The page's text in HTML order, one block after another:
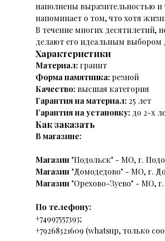
наполнены выразительностью и
напоминает о том, что хотя
В течение многих десятилетий,
делают его идеальным выбором
Характеристики
Материал: гранит
Форма памятника: резной
Качество: высшая категория
Гарантия на материал: 25 лет
Гарантия на установку: до 2-х
Как заказать
В магазине:
Магазин "Подольск" - МО, г.
Магазин "Домодедово" - МО, г.
Магазин "Орехово-Зуево" - МО,
По телефону:
+74997557393;
+79268321609 (whatsup, только